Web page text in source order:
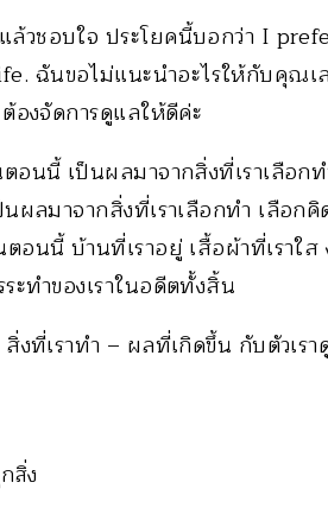
ล้วชอบใจ ประโยคนี้บอกว่า I
ฉันขอไม่แนะนำอะไรให้กับคุณเ
องจัดการดูแลให้ดีค่ะ
อนนี้ เป็นผลมาจากสิ่งที่เราเลือก
ผลมาจากสิ่งที่เราเลือกทำ เลือก
นนี้ บ้านที่เราอยู่ เสื้อผ้าที่เราใส
ะทำของเราในอดีตทั้งสิ้น
ที่เราทำ – ผลที่เกิดขึ้น กับตัวเรา
สิ่ง